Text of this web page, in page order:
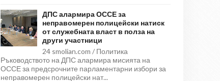
ДПС алармира ОССЕ за
неправомерен полицейски натиск
от служебната власт в полза на
други участници
24 smolian.com / Политика
Ръководството на ДПС алармира мисията на
ОССЕ за предсрочните парламентарни избори за
неправомерен полицейски нат...